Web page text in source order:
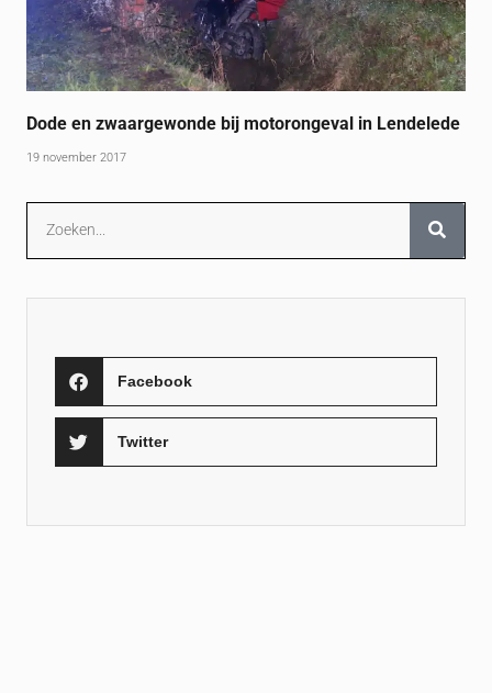
Dode en zwaargewonde bij motorongeval in Lendelede
19 november 2017
Facebook
Twitter